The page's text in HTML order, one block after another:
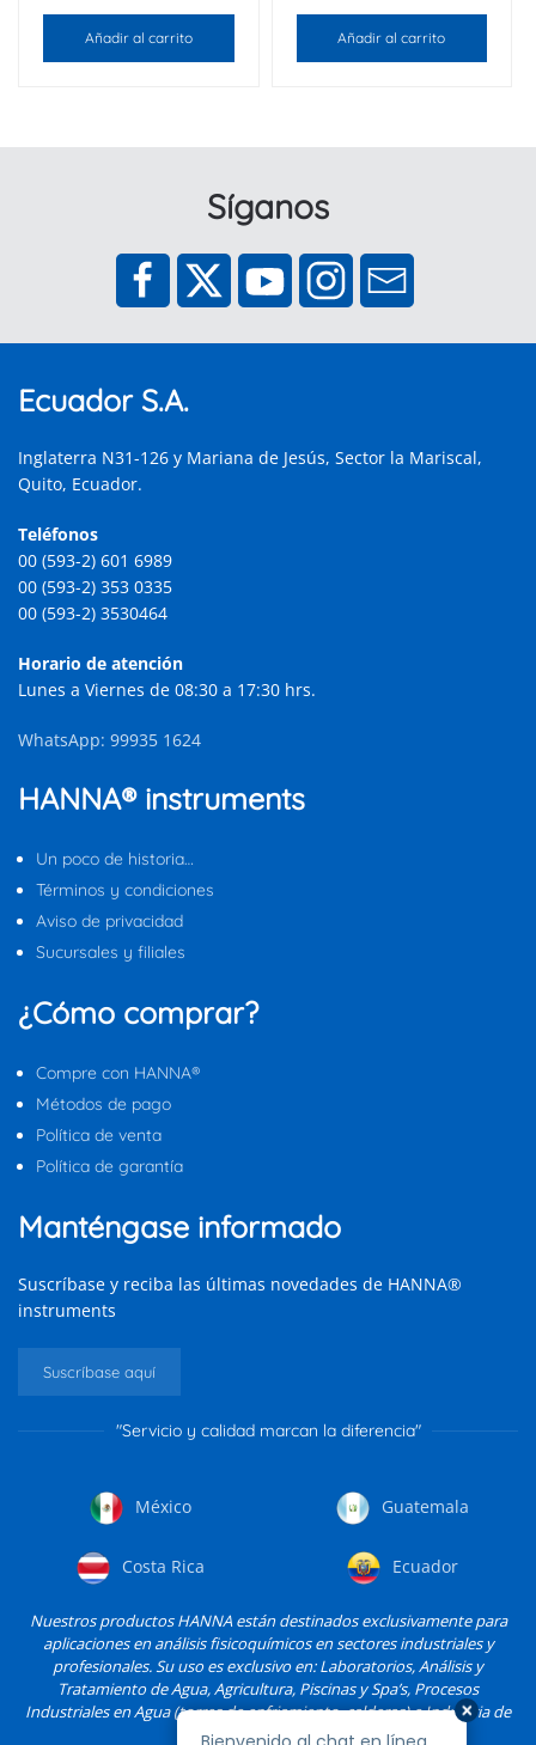
Añadir al carrito Añadir al carrito
Síganos
Ecuador S.A.
Inglaterra N31-126 y Mariana de Jesús, Sector la Mariscal,
Quito, Ecuador.
Teléfonos
00 (593-2) 601 6989
00 (593-2) 353 0335
00 (593-2) 3530464
Horario de atención
Lunes a Viernes de 08:30 a 17:30 hrs.
WhatsApp: 99935 1624
HANNA® instruments
Un poco de historia…
Términos y condiciones
Aviso de privacidad
Sucursales y filiales
¿Cómo comprar?
Compre con HANNA®
Métodos de pago
Política de venta
Política de garantía
Manténgase informado
Suscríbase y reciba las últimas novedades de HANNA®
instruments
Suscríbase aquí
"Servicio y calidad marcan la diferencia"
México Guatemala
Costa Rica Ecuador
Nuestros productos HANNA están destinados exclusivamente para
aplicaciones en análisis fisicoquímicos en sectores industriales y
profesionales. Su uso es exclusivo en: Laboratorios, Análisis y
Tratamiento de Agua, Agricultura, Piscinas y Spa’s, Procesos
Industriales en Agua (torres de enfriamiento, calderas) e Industria de
Alimentos, entre otros.